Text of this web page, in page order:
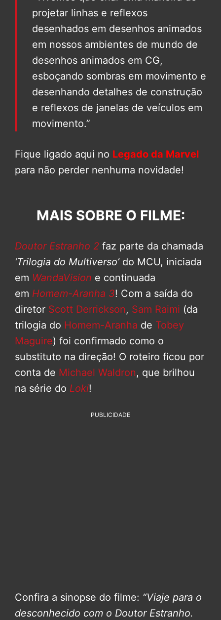
projetar linhas e reflexos
desenhados em desenhos animados
em nossos ambientes de mundo de
desenhos animados em CG,
esboçando sombras em movimento e
desenhando detalhes de construção
e reflexos de janelas de veículos em
movimento.”
Fique ligado aqui no Legado da Marvel
para não perder nenhuma novidade!
MAIS SOBRE O FILME:
Doutor Estranho 2 faz parte da chamada
‘Trilogia do Multiverso’do MCU, iniciada
em WandaVision e continuada
em Homem-Aranha 3! Com a saída do
diretor Scott Derrickson, Sam Raimi (da
trilogia do Homem-Aranha de Tobey
Maguire) foi confirmado como o
substituto na direção! O roteiro ficou por
conta de Michael Waldron, que brilhou
na série do Loki!
PUBLICIDADE
Confira a sinopse do filme: “Viaje para o
desconhecido com o Doutor Estranho.